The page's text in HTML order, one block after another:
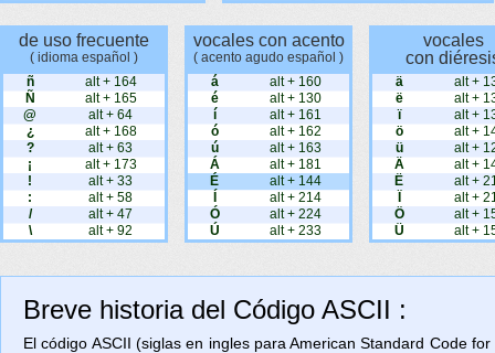
de uso frecuente
( idioma español )
ñ
alt + 164
Ñ
alt + 165
@
alt + 64
¿
alt + 168
?
alt + 63
¡
alt + 173
!
alt + 33
:
alt + 58
/
alt + 47
\
alt + 92
vocales con acento
( acento agudo español )
á
alt + 160
é
alt + 130
í
alt + 161
ó
alt + 162
ú
alt + 163
Á
alt + 181
É
alt + 144
alt + 214
Ó
alt + 224
Ú
alt + 233
vocales
con
ä
alt +
ë
alt +
ï
alt +
ö
alt +
ü
alt +
Ä
alt +
Ë
alt +
alt +
Ö
alt +
Ü
alt +
Breve historia del Código ASCII :
El código ASCII (siglas en ingles para American Standard Code